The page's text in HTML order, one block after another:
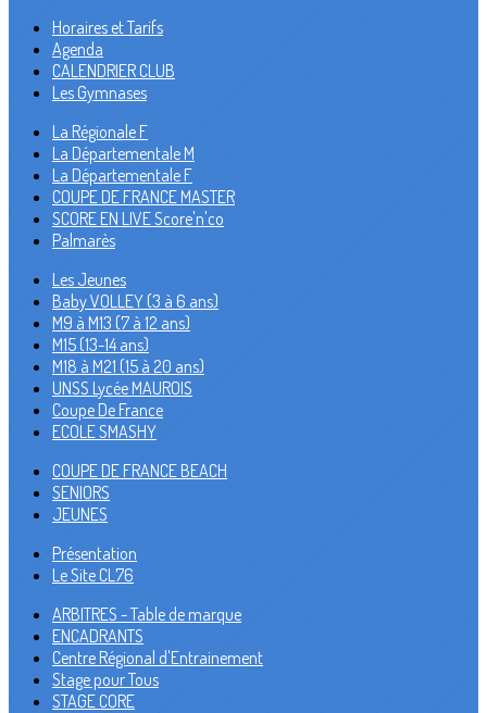
Horaires et Tarifs
Agenda
CALENDRIER CLUB
Les Gymnases
La Régionale F
La Départementale M
La Départementale F
COUPE DE FRANCE MASTER
SCORE EN LIVE Score'n'co
Palmarès
Les Jeunes
Baby VOLLEY (3 à 6 ans)
M9 à M13 (7 à 12 ans)
M15 (13-14 ans)
M18 à M21 (15 à 20 ans)
UNSS Lycée MAUROIS
Coupe De France
ECOLE SMASHY
COUPE DE FRANCE BEACH
SENIORS
JEUNES
Présentation
Le Site CL76
ARBITRES - Table de marque
ENCADRANTS
Centre Régional d'Entrainement
Stage pour Tous
STAGE CORE